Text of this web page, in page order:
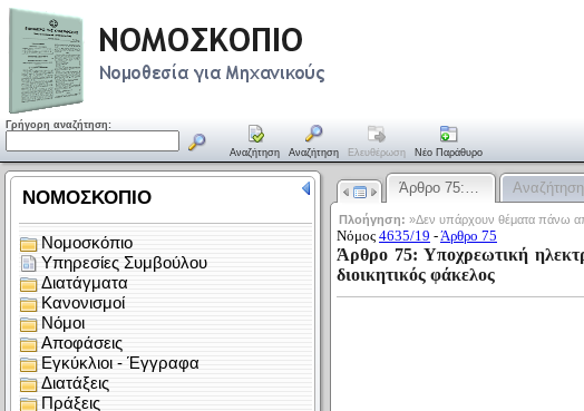
Γρήγορη αναζήτηση:
Αναζήτηση Αναζήτηση Ελευθέρωση Νέο Παράθυρο
Άρθρο 75:… Αναζήτηση